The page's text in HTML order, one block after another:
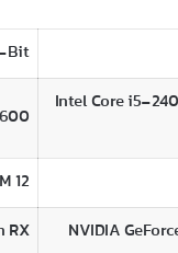
Bit
Intel Core i5-
12 GB RAM
NVIDIA
RX